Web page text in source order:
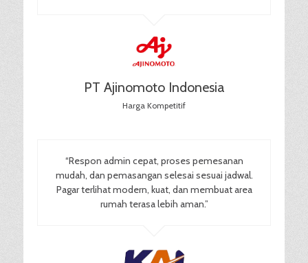
PT Ajinomoto Indonesia
Harga Kompetitif
“Respon admin cepat, proses pemesanan
mudah, dan pemasangan selesai sesuai jadwal.
Pagar terlihat modern, kuat, dan membuat area
rumah terasa lebih aman.”